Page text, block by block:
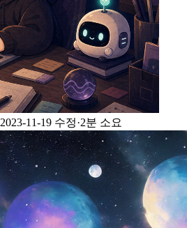
2023-11-19 수정·2분 소요